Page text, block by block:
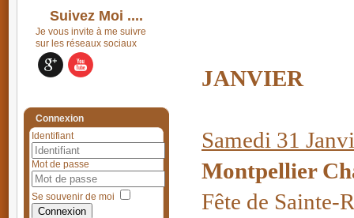
Suivez Moi ....
Je vous invite à me suivre
sur les réseaux sociaux
Connexion
Identifiant
Mot de passe
Se souvenir de moi
Connexion
JANVIER
Samedi 31
Montpellier
Fête de Sainte-